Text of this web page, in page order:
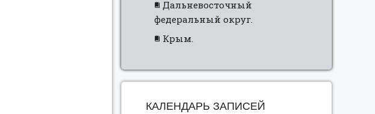
Дальневосточный
федеральный округ.
Крым.
КАЛЕНДАРЬ ЗАПИСЕЙ